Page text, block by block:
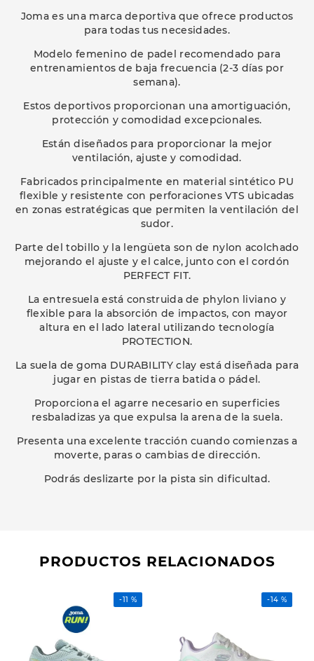
Joma es una marca deportiva que ofrece productos
para todas tus necesidades.
Modelo femenino de padel recomendado para
entrenamientos de baja frecuencia (2-3 días por
semana).
Estos deportivos proporcionan una amortiguación,
protección y comodidad excepcionales.
Están diseñados para proporcionar la mejor
ventilación, ajuste y comodidad.
Fabricados principalmente en material sintético PU
flexible y resistente con perforaciones VTS ubicadas
en zonas estratégicas que permiten la ventilación del
sudor.
Parte del tobillo y la lengüeta son de nylon acolchado
mejorando el ajuste y el calce, junto con el cordón
PERFECT FIT.
La entresuela está construida de phylon liviano y
flexible para la absorción de impactos, con mayor
altura en el lado lateral utilizando tecnología
PROTECTION.
La suela de goma DURABILITY clay está diseñada para
jugar en pistas de tierra batida o pádel.
Proporciona el agarre necesario en superficies
resbaladizas ya que expulsa la arena de la suela.
Presenta una excelente tracción cuando comienzas a
moverte, paras o cambias de dirección.
Podrás deslizarte por la pista sin dificultad.
PRODUCTOS RELACIONADOS
-11 % -14 %